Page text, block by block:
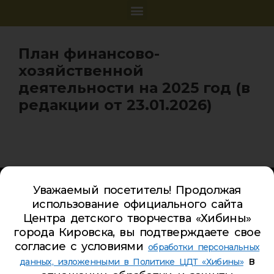
План финансово-
хозяйственной
деятельности на 2025 год (в
редакции от 23.01.2026)
Обратная связь
Гостевая книга
Турбаза ЦДТ «ХИБИНЫ»
Телефон Ленина 5:5-44-85
Уважаемый посетитель! Продолжая
использование официального сайта
Центра детского творчества «Хибины»
города Кировска, вы подтверждаете свое
согласие с условиями обработки персональных
данных, изложенными в Политике ЦДТ «Хибины»в